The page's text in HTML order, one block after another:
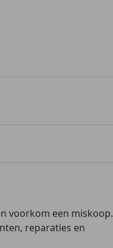
voorkom een miskoop.
reparaties en